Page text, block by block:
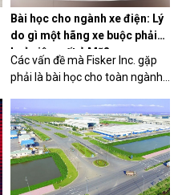
Bài học cho ngành xe điện: Lý
do gì một hãng xe buộc phải
huỷ niêm yết ở Mỹ?
Các vấn đề mà Fisker Inc. gặp
phải là bài học cho toàn ngành
chững lại, cạnh tranh về giá
tăng lên và sự quan tâm của
nhà đầu tư giảm dần.